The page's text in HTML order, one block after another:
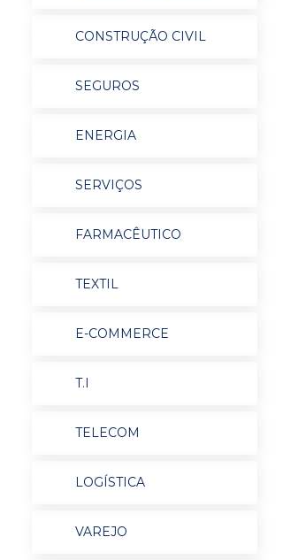
CONSTRUÇÃO CIVIL
SEGUROS
ENERGIA
SERVIÇOS
FARMACÊUTICO
TEXTIL
E-COMMERCE
T.I
TELECOM
LOGÍSTICA
VAREJO